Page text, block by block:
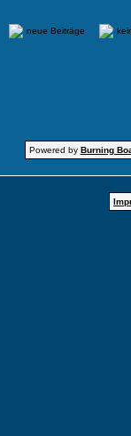
neue Beiträge
Powered by Burning